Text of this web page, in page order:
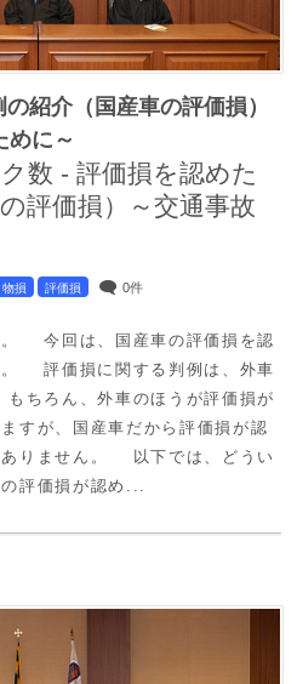
紹介（国産車の評価損）
めに～
物損 評価損 0件
今回は、国産車の評価損を認
。 評価損に関する判例は、外車
ちろん、外車のほうが評価損が
すが、国産車だから評価損が認
ありません。 以下では、どうい
評価損が認め...